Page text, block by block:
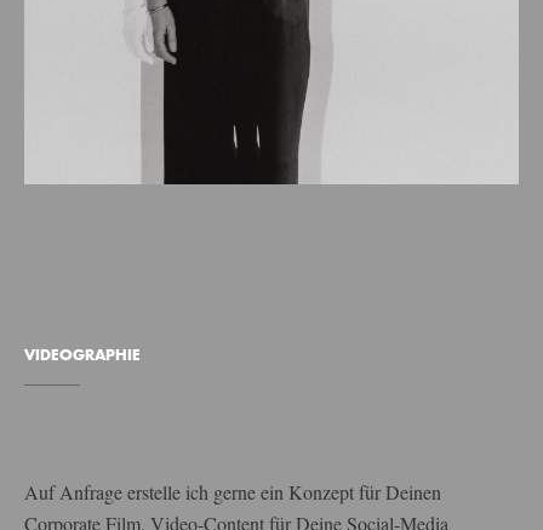
VIDEOGRAPHIE
Auf Anfrage erstelle ich gerne ein Konzept für Deinen
Corporate Film, Video-Content für Deine Social-Media